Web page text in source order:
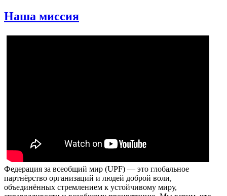
Наша миссия
Федерация за всеобщий мир (UPF) — это глобальное
партнёрство организаций и людей доброй воли,
объединённых стремлением к устойчивому миру,